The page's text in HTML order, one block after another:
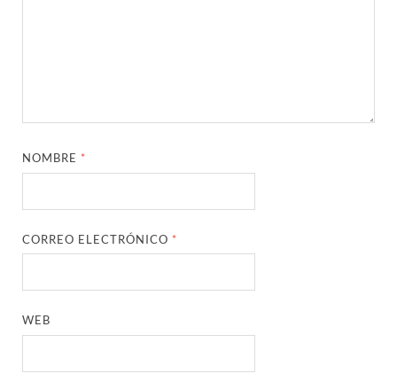
NOMBRE *
CORREO ELECTRÓNICO *
WEB